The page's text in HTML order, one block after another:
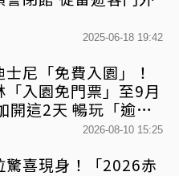
2025-06-18 19:42
尼「免費入園」！
「入園免門票」至9月
開這2天 暢玩「逾
陸空遊憩設施」2026-08-10 15:25
驚喜現身！「2026赤